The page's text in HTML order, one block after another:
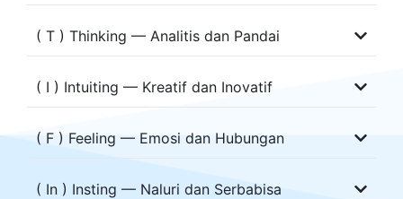
( T ) Thinking — Analitis dan Pandai
( I ) Intuiting — Kreatif dan Inovatif
( F ) Feeling — Emosi dan Hubungan
( In ) Insting — Naluri dan Serbabisa